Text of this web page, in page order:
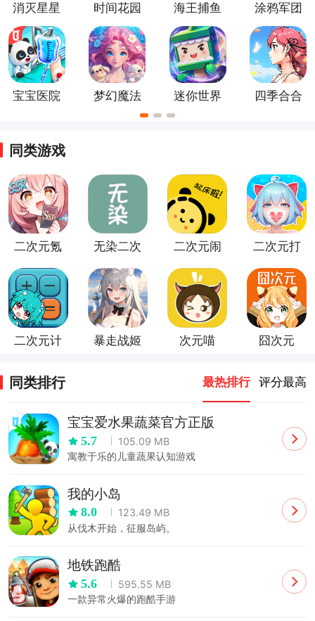
消灭星星
全新版
时间花园
手游
海王捕鱼
2026最新
版
涂鸦军团
宝宝医院
梦幻魔法
屋官方版
迷你世界
四季合合
同类游戏
二次元氪
游戏
无染二次
二次元闹
二次元打
二次元计
暴走战姬
次元喵 囧次元
同类排行 最热排行 评分最高
宝宝爱水果蔬菜官方正版
5.7
105.09 MB
寓教于乐的儿童蔬果认知游戏
我的小岛
8.0
123.49 MB
从伐木开始，征服岛屿。
地铁跑酷
5.6
595.55 MB
一款异常火爆的跑酷手游